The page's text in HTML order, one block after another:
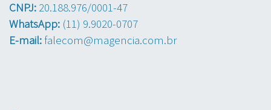
CNPJ: 20.188.976/0001-47
WhatsApp: (11) 9.9020-0707
E-mail:falecom@magencia.com.br